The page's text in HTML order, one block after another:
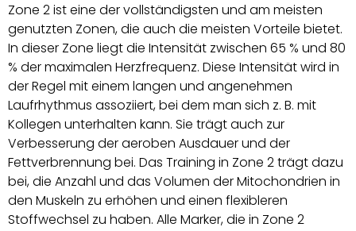
Zone 2 ist eine der vollständigsten und am meisten
genutzten Zonen, die auch die meisten Vorteile bietet.
In dieser Zone liegt die Intensität zwischen 65 % und 80
% der maximalen Herzfrequenz. Diese Intensität wird in
der Regel mit einem langen und angenehmen
Laufrhythmus assoziiert, bei dem man sich z. B. mit
Kollegen unterhalten kann. Sie trägt auch zur
Verbesserung der aeroben Ausdauer und der
Fettverbrennung bei. Das Training in Zone 2 trägt dazu
bei, die Anzahl und das Volumen der Mitochondrien in
den Muskeln zu erhöhen und einen flexibleren
Stoffwechsel zu haben. Alle Marker, die in Zone 2